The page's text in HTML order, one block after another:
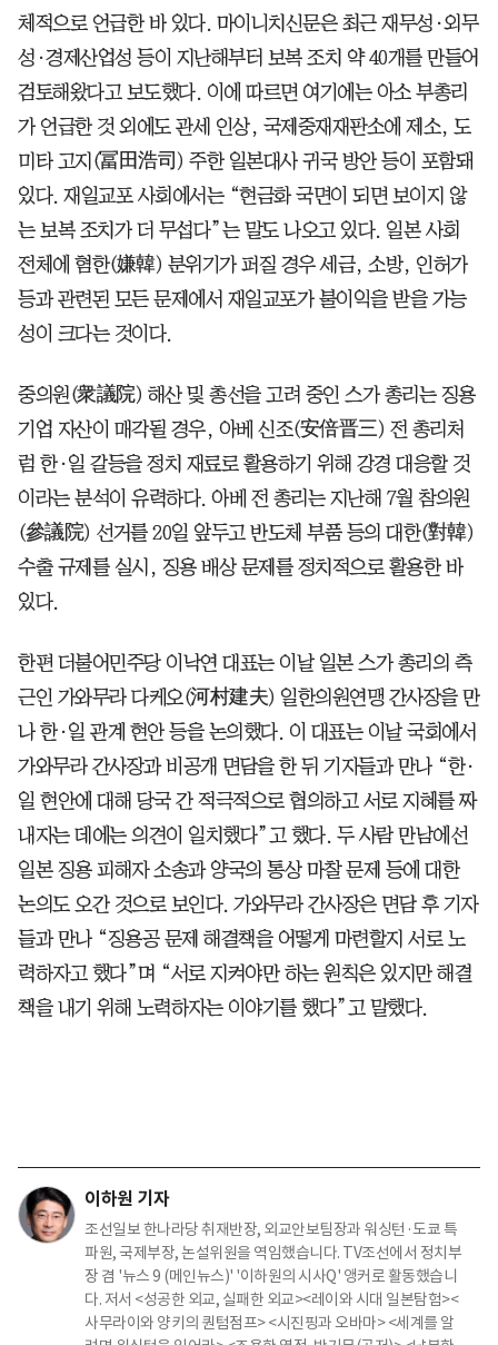
체적으로 언급한 바 있다. 마이니치신문은 최근 재무성·외무
성·경제산업성 등이 지난해부터 보복 조치 약 40개를 만들어
검토해왔다고 보도했다. 이에 따르면 여기에는 아소 부총리
가 언급한 것 외에도 관세 인상, 국제중재재판소에 제소, 도
미타 고지(冨田浩司) 주한 일본대사 귀국 방안 등이 포함돼
있다. 재일교포 사회에서는 “현금화 국면이 되면 보이지 않
는 보복 조치가 더 무섭다”는 말도 나오고 있다. 일본 사회
전체에 혐한(嫌韓) 분위기가 퍼질 경우 세금, 소방, 인허가
등과 관련된 모든 문제에서 재일교포가 불이익을 받을 가능
성이 크다는 것이다.
중의원(衆議院) 해산 및 총선을 고려 중인 스가 총리는 징용
기업 자산이 매각될 경우, 아베 신조(安倍晋三) 전 총리처
럼 한·일 갈등을 정치 재료로 활용하기 위해 강경 대응할 것
이라는 분석이 유력하다. 아베 전 총리는 지난해 7월 참의원
(參議院) 선거를 20일 앞두고 반도체 부품 등의 대한(對韓)
수출 규제를 실시, 징용 배상 문제를 정치적으로 활용한 바
있다.
한편 더불어민주당 이낙연 대표는 이날 일본 스가 총리의 측
근인 가와무라 다케오(河村建夫) 일한의원연맹 간사장을 만
나 한·일 관계 현안 등을 논의했다. 이 대표는 이날 국회에서
가와무라 간사장과 비공개 면담을 한 뒤 기자들과 만나 “한·
일 현안에 대해 당국 간 적극적으로 협의하고 서로 지혜를 짜
내자는 데에는 의견이 일치했다”고 했다. 두 사람 만남에선
일본 징용 피해자 소송과 양국의 통상 마찰 문제 등에 대한
논의도 오간 것으로 보인다. 가와무라 간사장은 면담 후 기자
들과 만나 “징용공 문제 해결책을 어떻게 마련할지 서로 노
력하자고 했다”며 “서로 지켜야만 하는 원칙은 있지만 해결
책을 내기 위해 노력하자는 이야기를 했다”고 말했다.
이하원 기자
조선일보 한나라당 취재반장, 외교안보팀장과 워싱턴·도쿄 특
파원, 국제부장, 논설위원을 역임했습니다. TV조선에서 정치부
장 겸 '뉴스 9 (메인뉴스)' '이하원의 시사Q' 앵커로 활동했습니
다. 저서 <성공한 외교, 실패한 외교><레이와 시대 일본탐험><
사무라이와 양키의 퀀텀점프> <시진핑과 오바마> <세계를 알